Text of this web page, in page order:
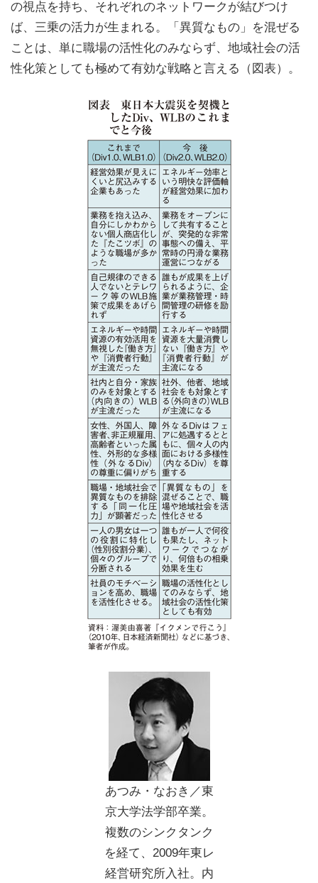
の視点を持ち、それぞれのネットワークが結びつけ
ば、三乗の活力が生まれる。「異質なもの」を混ぜる
ことは、単に職場の活性化のみならず、地域社会の活
性化策としても極めて有効な戦略と言える（図表）。
あつみ・なおき／東
京大学法学部卒業。
複数のシンクタンク
を経て、2009年東レ
経営研究所入社。内